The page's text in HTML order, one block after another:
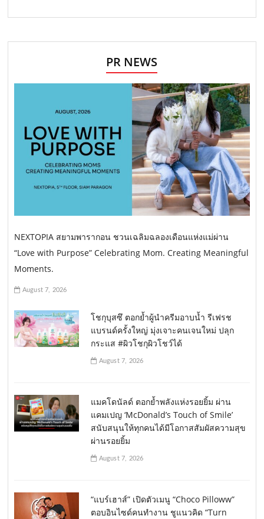
PR NEWS
NEXTOPIA สยามพารากอน ชวนเฉลิมฉลองเดือนแห่งแม่ผ่าน
“Love with Purpose” Celebrating Mom. Creating Meaningful
Moments.
August 7, 2026
โชกุบุสซึ ตอกย้ำผู้นำครีมอาบน้ำ รีเฟรช
แบรนด์ครั้งใหญ่ มุ่งเจาะคนเจนใหม่ ปลุก
กระแส #ผิวโชกุผิวโชว์ได้
August 7, 2026
แมคโดนัลด์ ตอกย้ำพลังแห่งรอยยิ้ม ผ่าน
แคมเปญ ‘McDonald’s Touch of Smile’
สนับสนุนให้ทุกคนได้มีโอกาสสัมผัสความสุข
ผ่านรอยยิ้ม
August 7, 2026
“แบร์เฮาส์” เปิดตัวเมนู “Choco Pilloww”
ตอบอินไซด์คนทำงาน ชูแนวคิด “Turn